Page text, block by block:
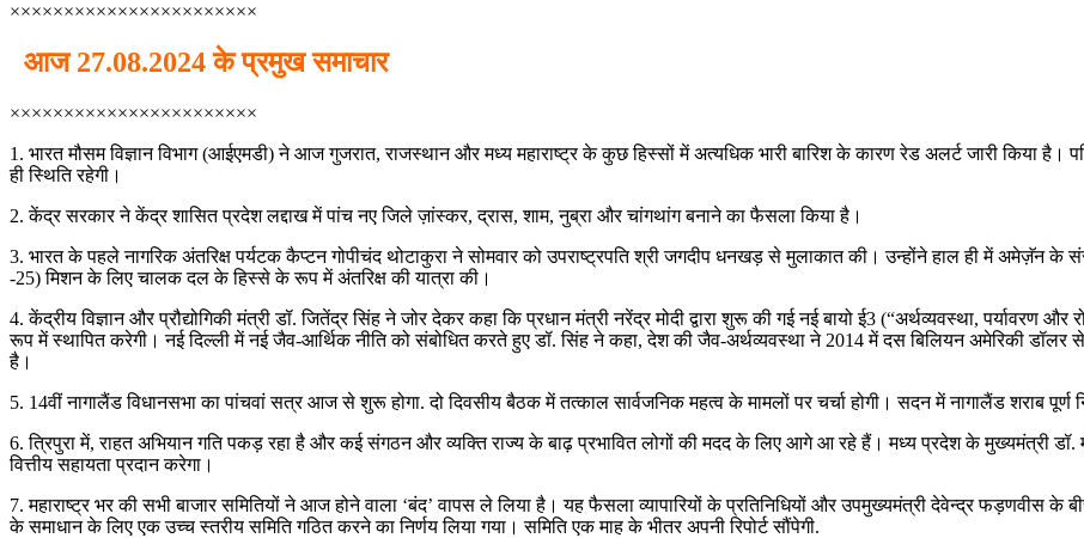
×××××××××××××××××××××××
आज 27.08.2024 के प्रमुख समाचार
×××××××××××××××××××××××
1. भारत मौसम विज्ञान विभाग (आईएमडी) ने आज गुजरात, राजस्थान और मध्य महाराष्ट्र के कुछ हिस्सों में अत्यधिक भारी बारिश के कारण रेड अलर्ट जारी किया है।
ही स्थिति रहेगी।
2. केंद्र सरकार ने केंद्र शासित प्रदेश लद्दाख में पांच नए जिले ज़ांस्कर, द्रास, शाम, नुब्रा और चांगथांग बनाने का फैसला किया है।
3. भारत के पहले नागरिक अंतरिक्ष पर्यटक कैप्टन गोपीचंद थोटाकुरा ने सोमवार को उपराष्ट्रपति श्री जगदीप धनखड़ से मुलाकात की। उन्होंने हाल ही में अमेज़ॅन
-25) मिशन के लिए चालक दल के हिस्से के रूप में अंतरिक्ष की यात्रा की।
4. केंद्रीय विज्ञान और प्रौद्योगिकी मंत्री डॉ. जितेंद्र सिंह ने जोर देकर कहा कि प्रधान मंत्री नरेंद्र मोदी द्वारा शुरू की गई नई बायो ई3 (“अर्थव्यवस्था, पर्यावरण और
रूप में स्थापित करेगी। नई दिल्ली में नई जैव-आर्थिक नीति को संबोधित करते हुए डॉ. सिंह ने कहा, देश की जैव-अर्थव्यवस्था ने 2014 में दस बिलियन अमेरिकी
है।
5. 14वीं नागालैंड विधानसभा का पांचवां सत्र आज से शुरू होगा. दो दिवसीय बैठक में तत्काल सार्वजनिक महत्व के मामलों पर चर्चा होगी। सदन में नागालैंड शराब पूर्ण
6. त्रिपुरा में, राहत अभियान गति पकड़ रहा है और कई संगठन और व्यक्ति राज्य के बाढ़ प्रभावित लोगों की मदद के लिए आगे आ रहे हैं। मध्य प्रदेश के मुख्यमंत्री डॉ.
वित्तीय सहायता प्रदान करेगा।
7. महाराष्ट्र भर की सभी बाजार समितियों ने आज होने वाला ‘बंद’ वापस ले लिया है। यह फैसला व्यापारियों के प्रतिनिधियों और उपमुख्यमंत्री देवेन्द्र फड़णवीस के
के समाधान के लिए एक उच्च स्तरीय समिति गठित करने का निर्णय लिया गया। समिति एक माह के भीतर अपनी रिपोर्ट सौंपेगी.